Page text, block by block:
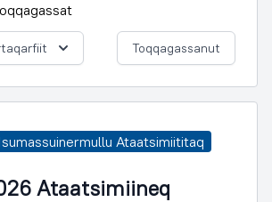
Toqqagassanut
Ataatsimiititaq
Ataatsimiineq